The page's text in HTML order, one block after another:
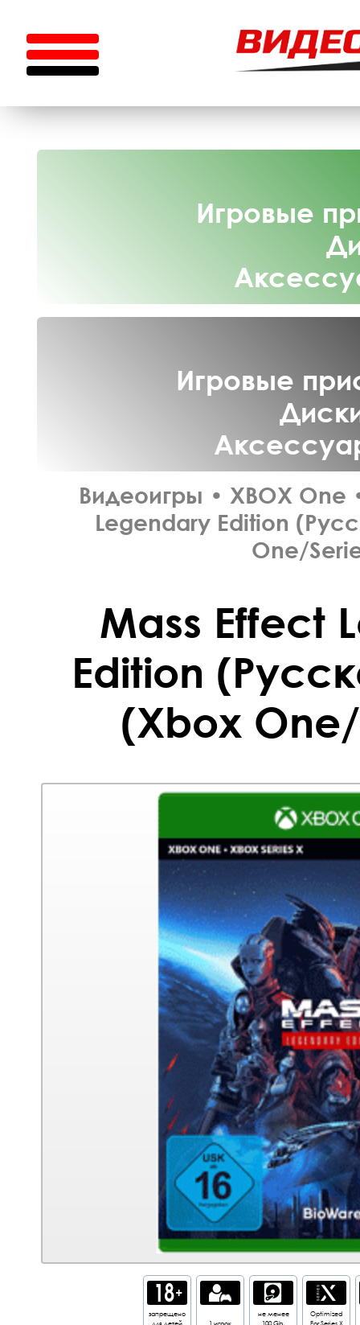
Игровые
Игровые
Видеоигры • XBOX One
Legendary Edition
One/
Mass Effect
Edition
(Xbox
запрещено
для детей
1 игрок
не менее
100 Gb.
Optimized
For Series X